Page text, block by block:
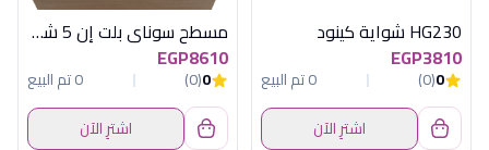
HG230 شواية كينود
EGP3810
0
(0)
0 تم البيع
اشترِ الآن
مسطح سوناى بلت إن 5 شعلة 90 سم استانلس - شعلات ساباف (SABAF) إيطالية وحوامل زهر
EGP8610
0
(0)
0 تم البيع
اشترِ الآن